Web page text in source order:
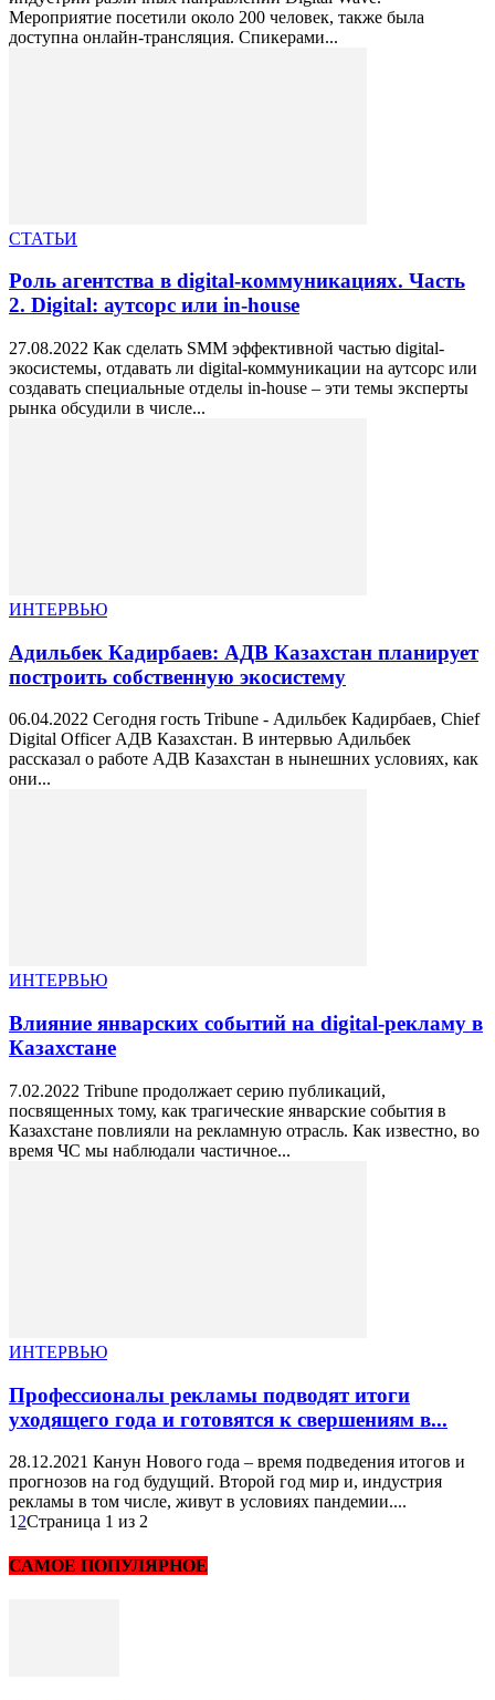
Мероприятие посетили около 200 человек, также была
доступна онлайн-трансляция. Спикерами...
СТАТЬИ
Роль агентства в digital-коммуникациях. Часть
2. Digital: аутсорс или in-house
27.08.2022 Как сделать SMM эффективной частью digital-
экосистемы, отдавать ли digital-коммуникации на аутсорс или
создавать специальные отделы in-house – эти темы эксперты
рынка обсудили в числе...
ИНТЕРВЬЮ
Адильбек Кадирбаев: АДВ Казахстан планирует
построить собственную экосистему
06.04.2022 Сегодня гость Tribune - Адильбек Кадирбаев, Chief
Digital Officer АДВ Казахстан. В интервью Адильбек
рассказал о работе АДВ Казахстан в нынешних условиях, как
они...
ИНТЕРВЬЮ
Влияние январских событий на digital-рекламу в
Казахстане
7.02.2022 Tribune продолжает серию публикаций,
посвященных тому, как трагические январские события в
Казахстане повлияли на рекламную отрасль. Как известно, во
время ЧС мы наблюдали частичное...
ИНТЕРВЬЮ
Профессионалы рекламы подводят итоги
уходящего года и готовятся к свершениям в...
28.12.2021 Канун Нового года – время подведения итогов и
прогнозов на год будущий. Второй год мир и, индустрия
рекламы в том числе, живут в условиях пандемии....
1 2Страница 1 из 2
САМОЕ ПОПУЛЯРНОЕ